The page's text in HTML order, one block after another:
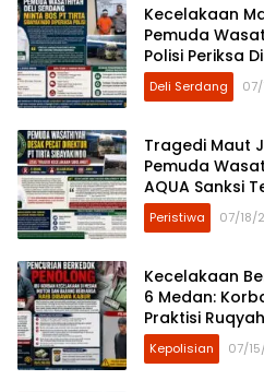
Kecelakaan
Pemuda
Polisi Periksa
Sibayakindo
Deli Serdang
Tragedi Maut
Pemuda
AQUA Sanksi
Peristiwa 07/18/
Kecelakaan
6 Medan:
Praktisi
Kepolisian 07/